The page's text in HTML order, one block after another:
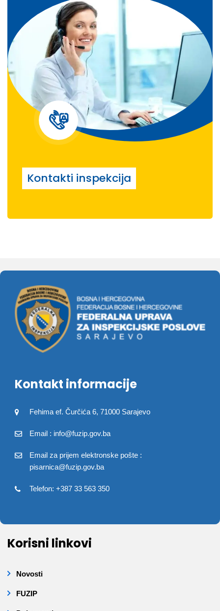
Kontakti inspekcija
Kontakt informacije
Fehima ef. Čurčića 6, 71000 Sarajevo
Email : info@fuzip.gov.ba
Email za prijem elektronske pošte :
pisarnica@fuzip.gov.ba
Telefon: +387 33 563 350
Korisni linkovi
Novosti
FUZIP